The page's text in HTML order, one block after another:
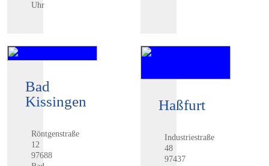
Uhr
Bad
Kissingen
Röntgenstraße
12
97688
Haßfurt
Industriestraße
48
97437